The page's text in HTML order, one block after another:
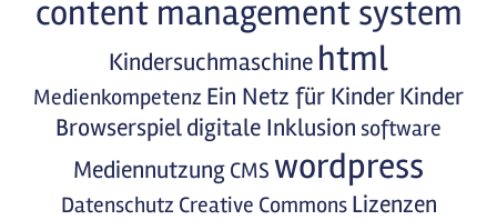
content management system
Kindersuchmaschine html
Medienkompetenz Ein Netz für KinderKinder
Browserspieldigitale Inklusion software
Mediennutzung CMS wordpress
Datenschutz Creative Commons Lizenzen